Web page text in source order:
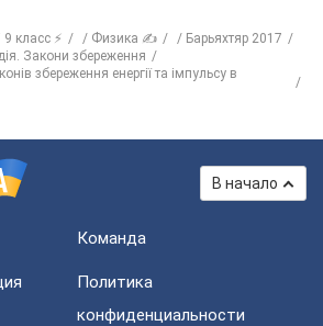
9 класс ⚡ Физика ✍
Барьяхтяр 2017
Закони збереження
збереження енергії та імпульсу в
В начало
Команда
Политика
конфиденциальности